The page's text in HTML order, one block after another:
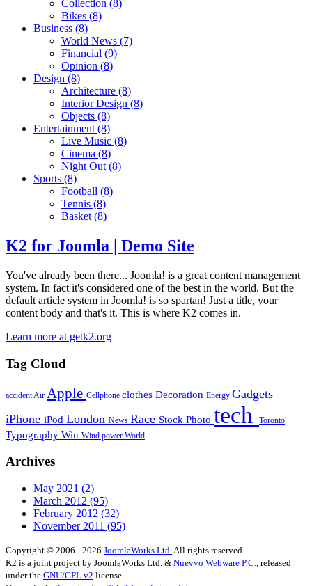
Collection (8)
Bikes (8)
Business (8)
World News (7)
Financial (9)
Opinion (8)
Design (8)
Architecture (8)
Interior Design (8)
Objects (8)
Entertainment (8)
Live Music (8)
Cinema (8)
Night Out (8)
Sports (8)
Football (8)
Tennis (8)
Basket (8)
K2 for Joomla | Demo Site
You've already been there... Joomla! is a great content management
system. In fact it's considered one of the best in the world. But the
default article system in Joomla! is so spartan! Just a title, your
content body and that's it. This is where K2 comes in.
Learn more at getk2.org
Tag Cloud
accident Air Apple Cellphone clothes Decoration Energy Gadgets
iPhone iPod London News Race Stock Photo tech Toronto
Typography Win Wind power World
Archives
May 2021 (2)
March 2012 (95)
February 2012 (32)
November 2011 (95)
Copyright © 2006 - 2026 JoomlaWorks Ltd.All rights reserved.
K2 is a joint project by JoomlaWorks Ltd. & Nuevvo Webware P.C., released
under the GNU/GPL v2 license.